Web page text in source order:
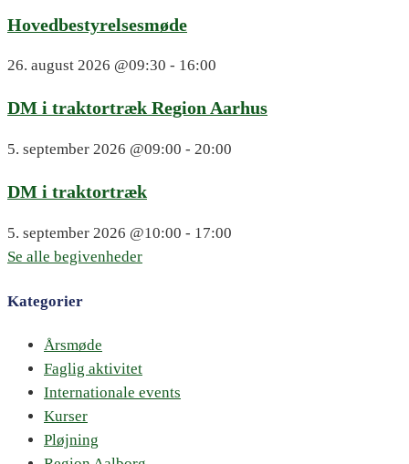
Hovedbestyrelsesmøde
26. august 2026 @09:30 - 16:00
DM i traktortræk Region Aarhus
5. september 2026 @09:00 - 20:00
DM i traktortræk
5. september 2026 @10:00 - 17:00
Se alle begivenheder
Kategorier
Årsmøde
Faglig aktivitet
Internationale events
Kurser
Pløjning